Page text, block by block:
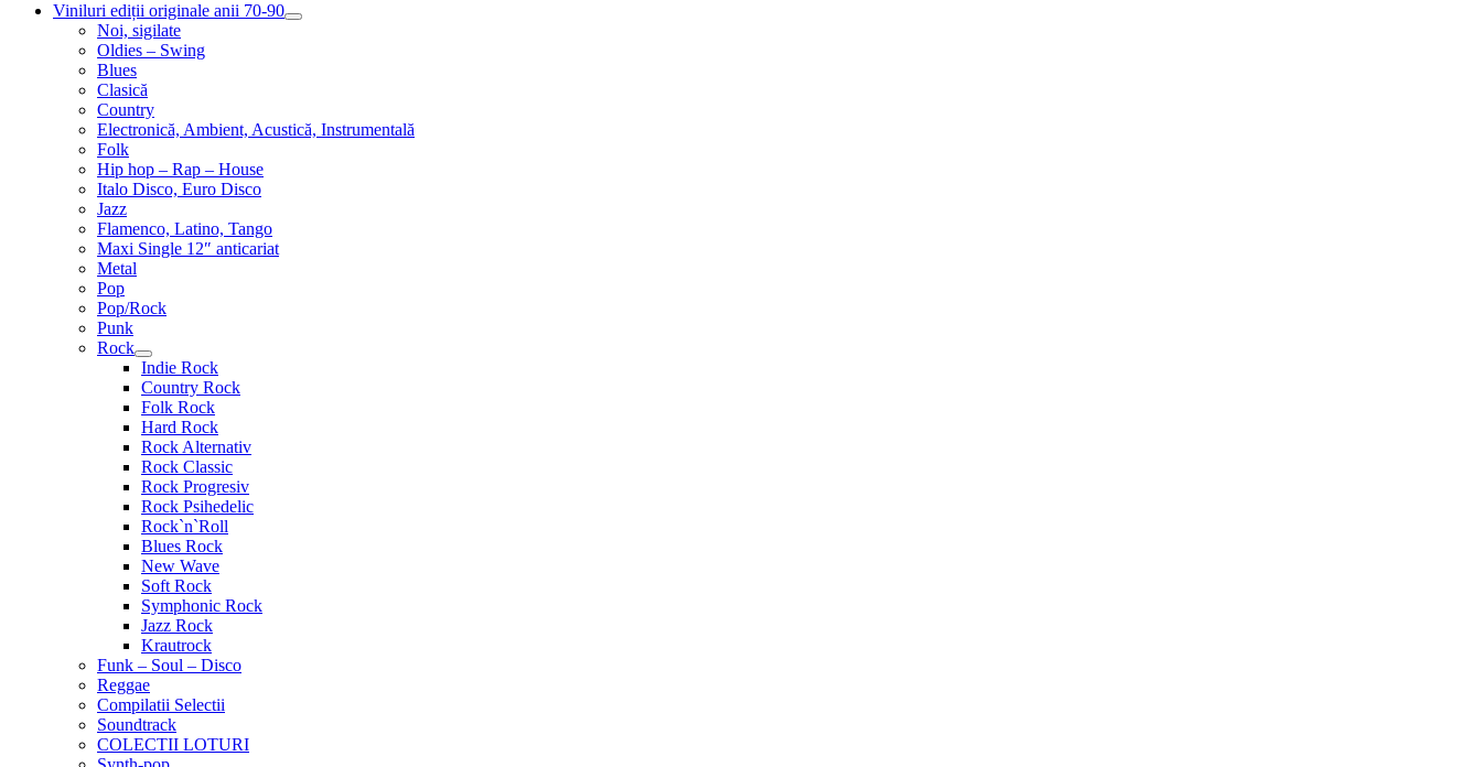
Viniluri ediții originale anii 70-90
Extinde
Noi, sigilate
Oldies – Swing
Blues
Clasică
Country
Electronică, Ambient, Acustică, Instrumentală
Folk
Hip hop – Rap – House
Italo Disco, Euro Disco
Jazz
Flamenco, Latino, Tango
Maxi Single 12″ anticariat
Metal
Pop
Pop/Rock
Punk
Rock
Extinde
meniul
copil
Indie Rock
Country Rock
Folk Rock
Hard Rock
Rock Alternativ
Rock Classic
Rock Progresiv
Rock Psihedelic
Rock`n`Roll
Blues Rock
New Wave
Soft Rock
Symphonic Rock
Jazz Rock
Krautrock
Funk – Soul – Disco
Reggae
Compilatii Selectii
Soundtrack
COLECTII LOTURI